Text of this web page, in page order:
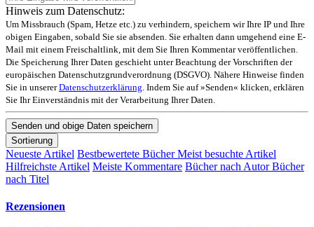
Hinweis zum Datenschutz:
Um Missbrauch (Spam, Hetze etc.) zu verhindern, speichern wir Ihre IP und Ihre
obigen Eingaben, sobald Sie sie absenden. Sie erhalten dann umgehend eine E-
Mail mit einem Freischaltlink, mit dem Sie Ihren Kommentar veröffentlichen.
Die Speicherung Ihrer Daten geschieht unter Beachtung der Vorschriften der
europäischen Datenschutzgrundverordnung (DSGVO). Nähere Hinweise finden
Sie in unsererDatenschutzerklärung . Indem Sie auf »Senden« klicken, erklären
Sie Ihr Einverständnis mit der Verarbeitung Ihrer Daten.
Sortierung
Neueste Artikel Bestbewertete BücherMeist besuchte Artikel
Hilfreichste Artikel Meiste Kommentare Bücher nach AutorBücher
nach Titel
Rezensionen